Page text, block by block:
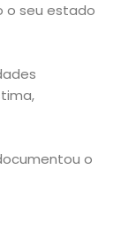
o seu estado
o